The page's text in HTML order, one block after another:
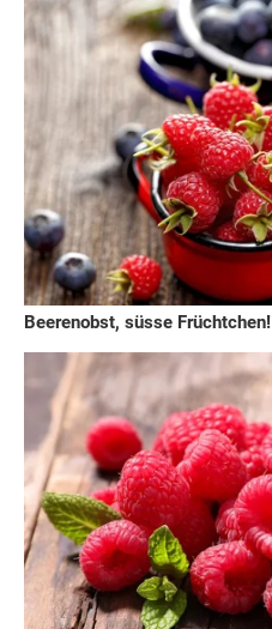
Beerenobst, süsse Früchtchen!